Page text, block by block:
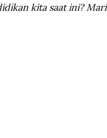
kita saat ini? Mari